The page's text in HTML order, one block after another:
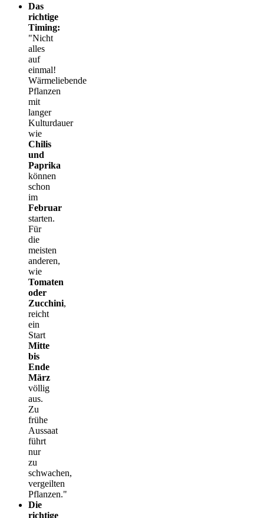
Das
richtige
Timing:
"Nicht
alles
auf
einmal!
Wärmeliebende
Pflanzen
mit
langer
Kulturdauer
wie
Chilis
und
Paprika
können
schon
im
Februar
starten.
Für
die
meisten
anderen,
wie
Tomaten
oder
Zucchini,
reicht
ein
Start
Mitte
bis
Ende
März
völlig
aus.
Zu
frühe
Aussaat
führt
nur
zu
schwachen,
vergeilten
Pflanzen."
Die
richtige